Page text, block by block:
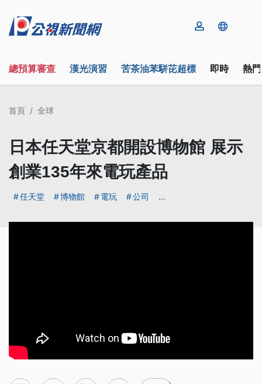
總預算審查 漢光演習 苦茶油苯駢芘超標 即時 熱
首頁 全球
日本任天堂京都開設博物館 展示
創業135年來電玩產品
任天堂 博物館 電玩 公司 ...